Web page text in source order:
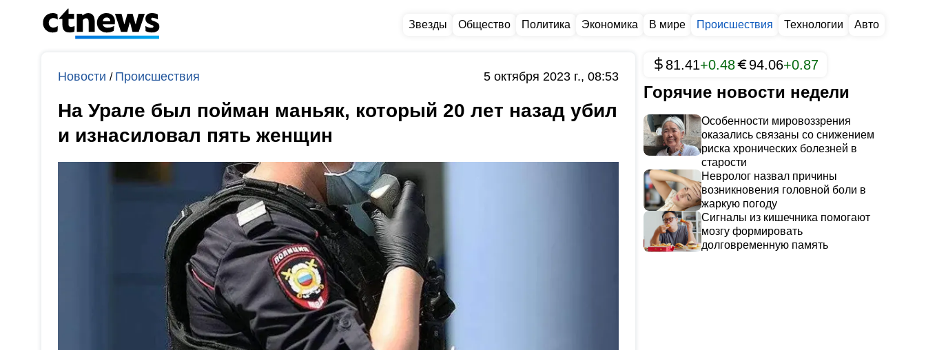
Звезды Общество Политика Экономика В мире Происшествия Технологии Авто
Новости / Происшествия 5 октября 2023 г., 08:53
На Урале был пойман маньяк, который 20 лет назад убил
и изнасиловал пять женщин
81.41+0.48 94.06+0.87
Горячие новости недели
Особенности мировоззрения
оказались связаны со снижением
риска хронических болезней в
старости
Невролог назвал причины
возникновения головной боли в
жаркую погоду
Сигналы из кишечника помогают
мозгу формировать
долговременную память